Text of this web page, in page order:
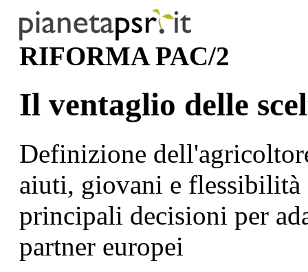
RIFORMA PAC/2
Il ventaglio delle
Definizione
aiuti, giovani e
principali decisioni per
partner europei